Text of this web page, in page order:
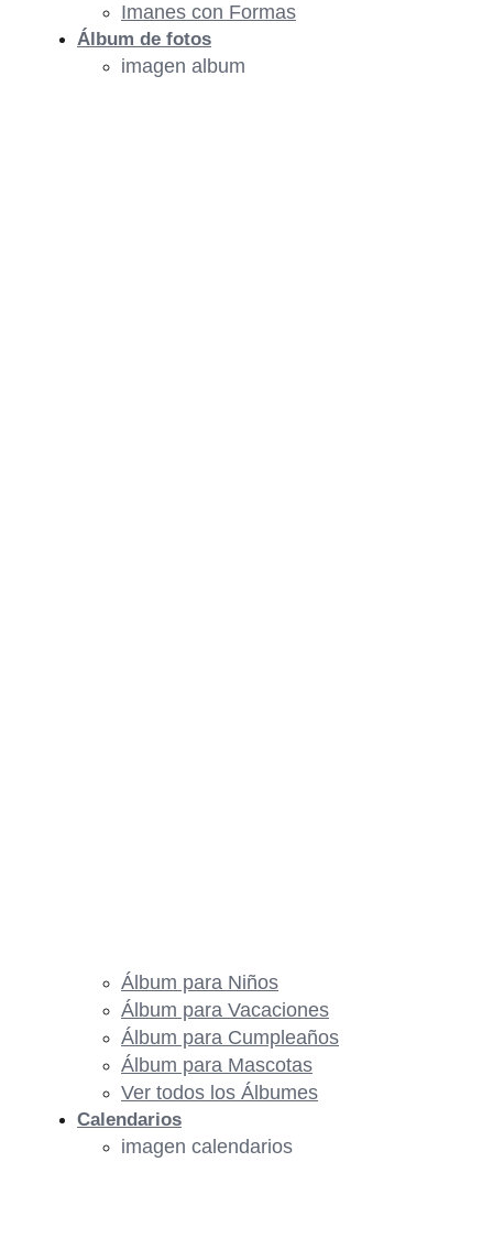
Imanes con Formas
Álbum de fotos
imagen album
Álbum para Niños
Álbum para Vacaciones
Álbum para Cumpleaños
Álbum para Mascotas
Ver todos los Álbumes
Calendarios
imagen calendarios